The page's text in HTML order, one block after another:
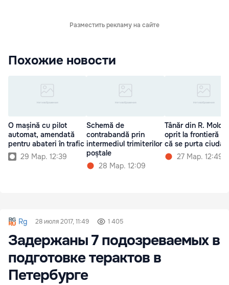
Разместить рекламу на сайте
Похожие новости
O mașină cu pilot
automat, amendată
pentru abateri în trafic
29 Мар. 12:39
Schemă de
contrabandă prin
intermediul trimiterilor
poștale
28 Мар. 12:09
Tânăr din R.
oprit la frontieră
că se purta ciudat
27 Мар. 12:49
Rg 28 июля 2017, 11:49 1 405
Задержаны 7 подозреваемых в
подготовке терактов в
Петербурге